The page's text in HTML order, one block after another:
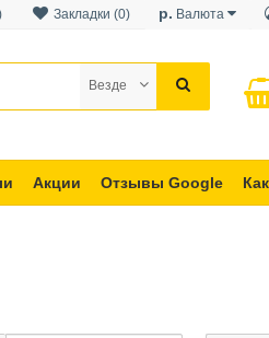
р. Валюта
Закладки (0)
Везде
Акции Отзывы Google